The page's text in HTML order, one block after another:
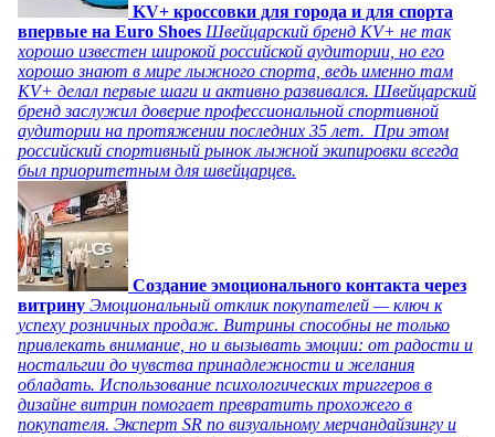
KV+ кроссовки для города и для спорта
впервые на Euro Shoes Швейцарский бренд KV+ не так
хорошо известен широкой российской аудитории, но его
хорошо знают в мире лыжного спорта, ведь именно там
KV+ делал первые шаги и активно развивался. Швейцарский
бренд заслужил доверие профессиональной спортивной
аудитории на протяжении последних 35 лет. При этом
российский спортивный рынок лыжной экипировки всегда
был приоритетным для швейцарцев.
Создание эмоционального контакта через
витрину Эмоциональный отклик покупателей — ключ к
успеху розничных продаж. Витрины способны не только
привлекать внимание, но и вызывать эмоции: от радости и
ностальгии до чувства принадлежности и желания
обладать. Использование психологических триггеров в
дизайне витрин помогает превратить прохожего в
покупателя. Эксперт SR по визуальному мерчандайзингу и